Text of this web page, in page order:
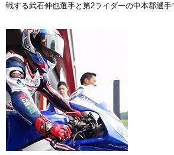
戦する武石伸也選手と第2ライダーの中本郡選手